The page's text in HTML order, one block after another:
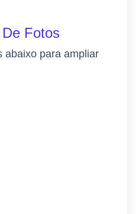
Fotos
abaixo para ampliar